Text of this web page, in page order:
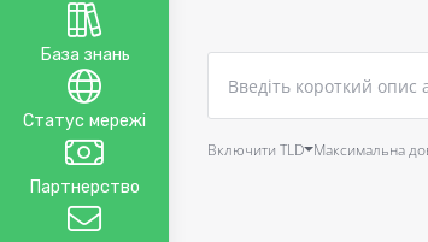
База знань
Статус мережі
Партнерство
Включити TLD Максимальна